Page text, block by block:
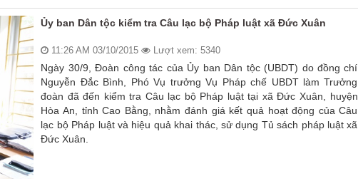
Ủy ban Dân tộc kiểm tra Câu lạc bộ Pháp luật xã Đức Xuân
11:26 AM 03/10/2015 Lượt xem: 5340
Ngày 30/9, Đoàn công tác của Ủy ban Dân tộc (UBDT) do đồng chí
Nguyễn Đắc Bình, Phó Vụ trưởng Vụ Pháp chế UBDT làm Trưởng
đoàn đã đến kiểm tra Câu lạc bộ Pháp luật tại xã Đức Xuân, huyện
Hòa An, tỉnh Cao Bằng, nhằm đánh giá kết quả hoạt động của Câu
lạc bộ Pháp luật và hiệu quả khai thác, sử dụng Tủ sách pháp luật xã
Đức Xuân.